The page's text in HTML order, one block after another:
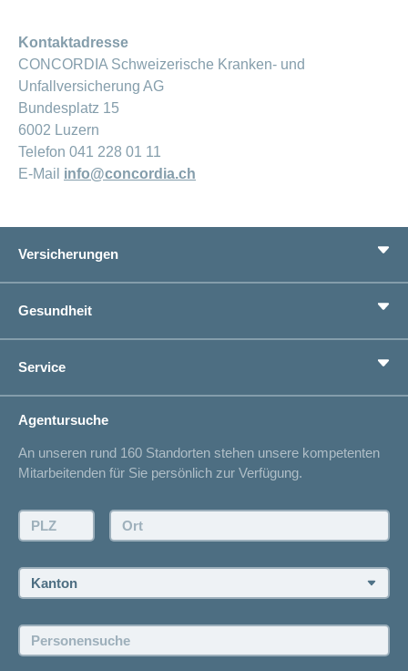
Kontaktadresse
CONCORDIA Schweizerische Kranken- und
Unfallversicherung AG
Bundesplatz 15
6002 Luzern
Telefon 041 228 01 11
E-Mail info@concordia.ch
Versicherungen
Zusatzversicherungen
Vorsorge
Ich suche eine Versicherung für
Lebenssituation
Sparen bei der Versicherung
Gesundheit
Gesundheitskompass
concordiaMed
Service
Spitalliste
Unfallmeldung
Offertanfrage
Rückruf anfordern
Offene Stellen
Agentursuche
An unseren rund 160 Standorten stehen unsere kompetenten
Mitarbeitenden für Sie persönlich zur Verfügung.
PLZ: Ort:
Kanton:
Personensuche: